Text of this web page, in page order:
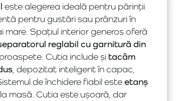
este alegerea ideală pentru părinții
pentru gustări sau prânzuri în
mare. Spațiul interior generos oferă
reglabil cu garnitură din
Cutia include șitacâm
, depozitat inteligent în capac,
de închidere fiabil esteetanș
masă. Cutia este ușoară, dar